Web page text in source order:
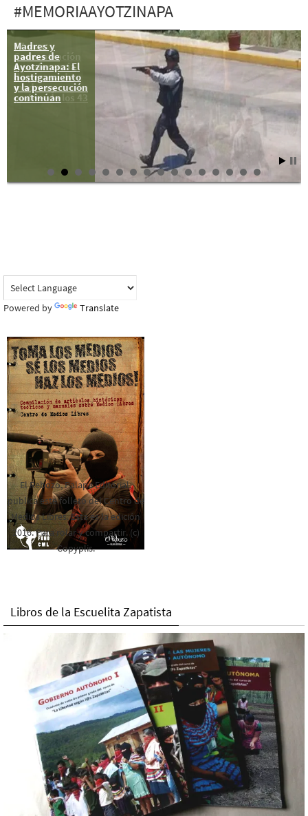
#MEMORIAAYOTZINAPA
Madres y
padres de
Ayotzinapa: El
hostigamiento
y la persecución
continúan
17 mar:
Concentración
y conferencia
de prensa de
madres y
padres de los 43
Powered by Translate
El Rebozo, Palapa Editorial,
publica este folleto del Centro de
Medios Libres. Esta es la edición
2016. Para rolar y compartir. (c)
Copyplis.
Libros de la Escuelita Zapatista